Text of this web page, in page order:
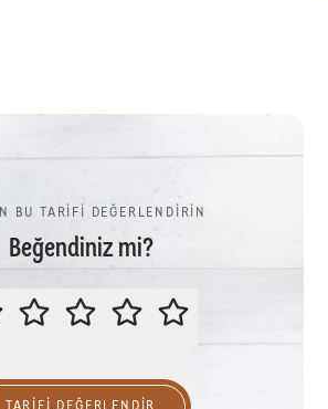
BU TARİFİ DEĞERLENDİRİN
Beğendiniz mi?
LÜTFEN BU TARİFİ